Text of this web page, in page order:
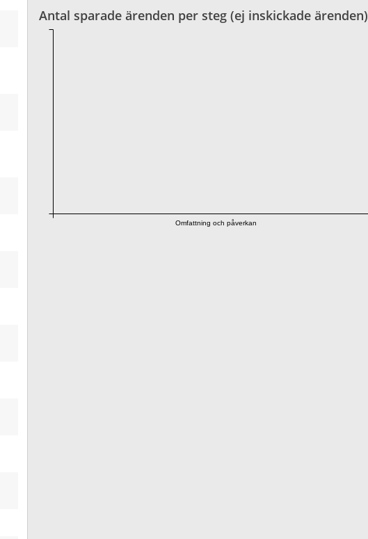
Antal sparade ärenden per steg (ej inskickade ärenden)
Omfattning och påverkan